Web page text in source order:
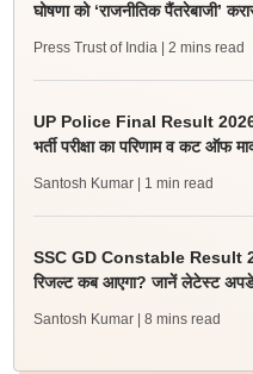
घोषणा को ‘राजनीतिक पैंतरेबाजी’
Press Trust of India | 2 mins read
UP Police Final Result 2026:
भर्ती परीक्षा का परिणाम व कट ऑफ
Santosh Kumar | 1 min read
SSC GD Constable Result
रिजल्ट कब आएगा? जानें लेटेस्ट
Santosh Kumar | 8 mins read